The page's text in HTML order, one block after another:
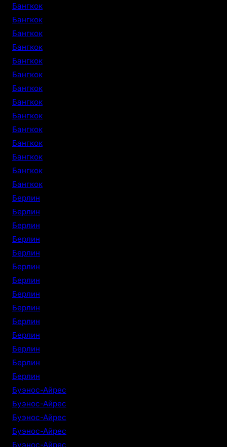
Бангкок
Бангкок
Бангкок
Бангкок
Бангкок
Бангкок
Бангкок
Бангкок
Бангкок
Бангкок
Бангкок
Бангкок
Бангкок
Бангкок
Берлин
Берлин
Берлин
Берлин
Берлин
Берлин
Берлин
Берлин
Берлин
Берлин
Берлин
Берлин
Берлин
Берлин
Буэнос-Айрес
Буэнос-Айрес
Буэнос-Айрес
Буэнос-Айрес
Буэнос-Айрес